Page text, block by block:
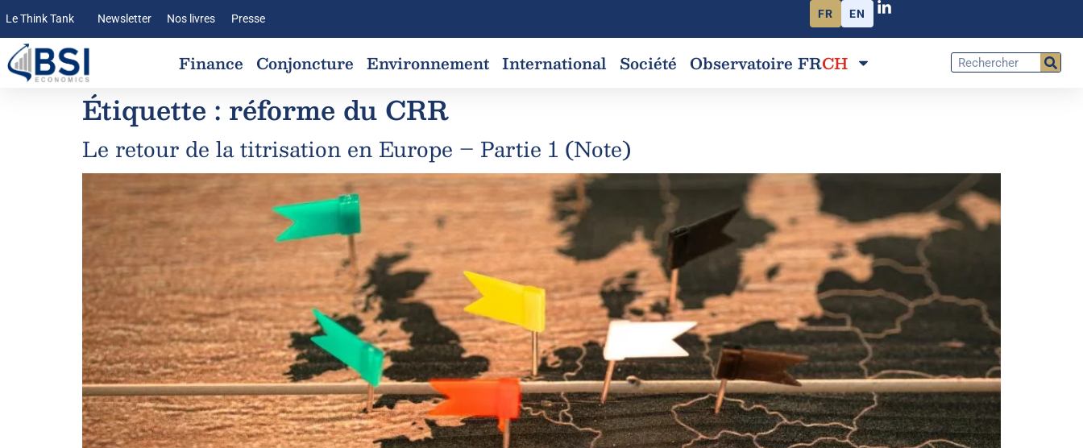
Le Think Tank Newsletter Nos livres Presse FR EN
Finance Conjoncture Environnement International Société Observatoire FRCH
Étiquette : réforme du CRR
Le retour de la titrisation en Europe – Partie 1 (Note)